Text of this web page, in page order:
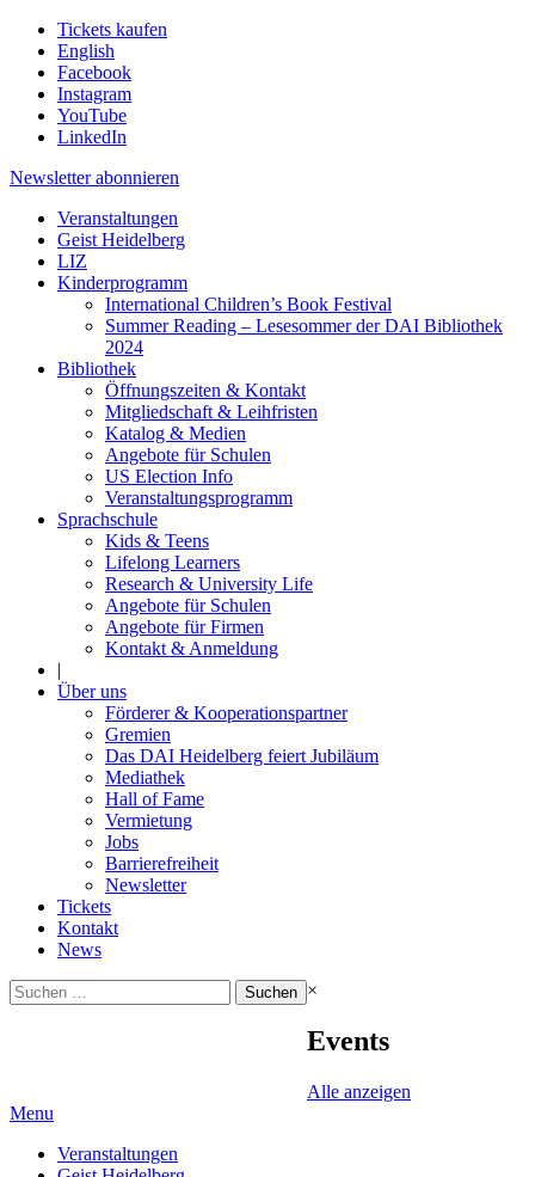
Tickets kaufen
English
Facebook
Instagram
YouTube
LinkedIn
Newsletter abonnieren
Veranstaltungen
Geist Heidelberg
LIZ
Kinderprogramm
International Children’s Book Festival
Summer Reading – Lesesommer der DAI Bibliothek
2024
Bibliothek
Öffnungszeiten & Kontakt
Mitgliedschaft & Leihfristen
Katalog & Medien
Angebote für Schulen
US Election Info
Veranstaltungsprogramm
Sprachschule
Kids & Teens
Lifelong Learners
Research & University Life
Angebote für Schulen
Angebote für Firmen
Kontakt & Anmeldung
|
Über uns
Förderer & Kooperationspartner
Gremien
Das DAI Heidelberg feiert Jubiläum
Mediathek
Hall of Fame
Vermietung
Jobs
Barrierefreiheit
Newsletter
Tickets
Kontakt
News
Suchen
nach:
×
Events
Alle anzeigen
Menu
Veranstaltungen